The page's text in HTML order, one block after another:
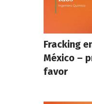
Fracking
México –
favor